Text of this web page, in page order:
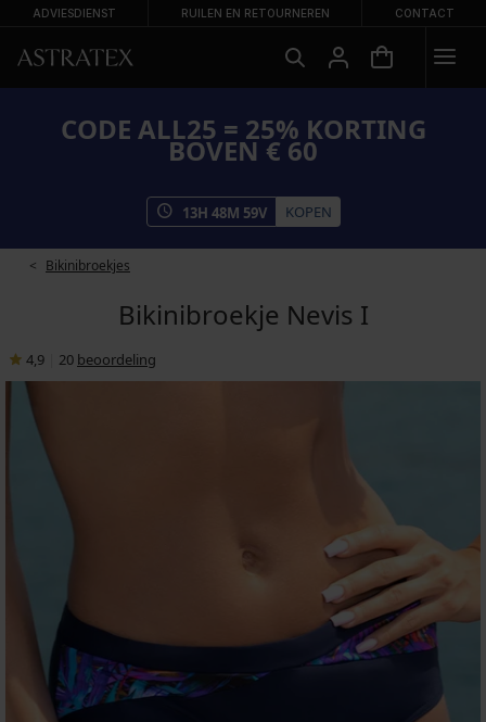
ADVIESDIENST RUILEN EN RETOURNEREN CONTACT
CODE ALL25 = 25% KORTING
BOVEN € 60
13H 48M 59V KOPEN
Bikinibroekjes
Bikinibroekje Nevis I
4,9 20 beoordeling